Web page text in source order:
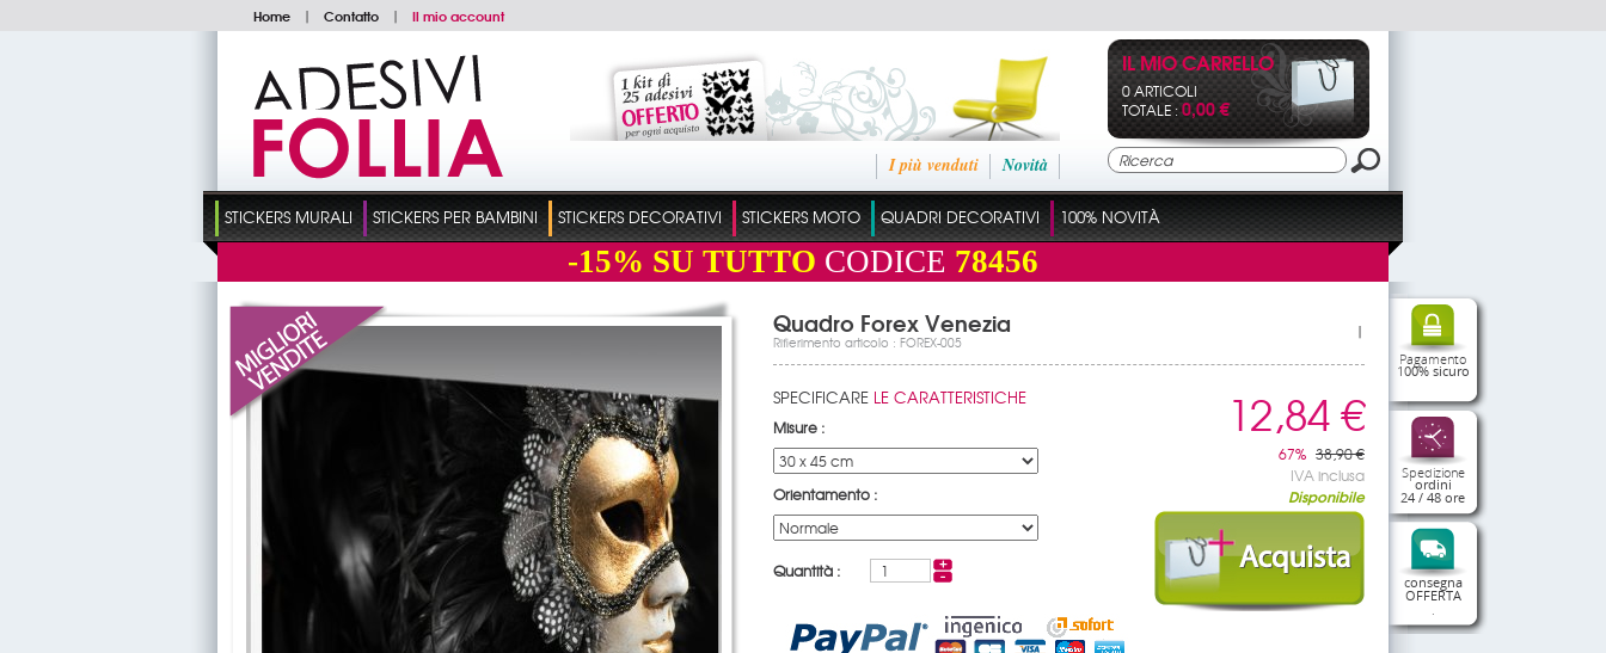
Home | Contatto | Il mio account
Novità
I più venduti
IL MIO CARRELLO
0 ARTICOLI
TOTALE :0,00 €
STICKERS MURALI STICKERS PER BAMBINI STICKERS DECORATIVI STICKERS MOTO QUADRI DECORATIVI 100% NOVITÀ
-15% SU TUTTO CODICE 78456
Pagamento
100% sicuro
Spedizione
ordini
24 / 48 ore
consegna
OFFERTA
Quadro Forex Venezia
Rifierimento articolo : FOREX-005
|
SPECIFICARE LE CARATTERISTICHE
Misure :
Orientamento :
Quantità :
12,84 €
67% 38,90 €
IVA inclusa
Disponibile